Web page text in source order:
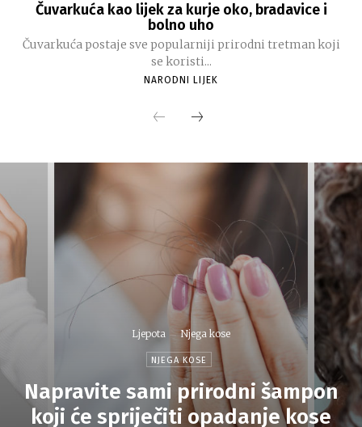
Čuvarkuća kao lijek za kurje oko, bradavice i
bolno uho
Čuvarkuća postaje sve popularniji prirodni tretman koji
se koristi...
NARODNI LIJEK